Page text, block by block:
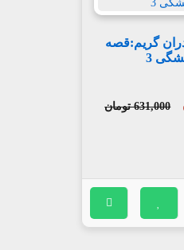
گریم:قصه
3
631,000 تومان